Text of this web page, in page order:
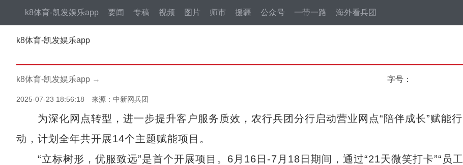
k8体育-凯发娱乐app 要闻 专稿 视频 图片 师市 援疆 公众号 一带一路 海外看兵团
k8体育-凯发娱乐app
k8体育-凯发娱乐app → 字号：
2025-07-23 18:56:18 来源：中新网兵团
为深化网点转型，进一步提升客户服务质效，农行兵团分行启动营业网点“陪伴成长”赋能行
动，计划全年共开展14个主题赋能项目。
“立标树形，优服致远”是首个开展项目。6月16日-7月18日期间，通过“21天微笑打卡”“员工